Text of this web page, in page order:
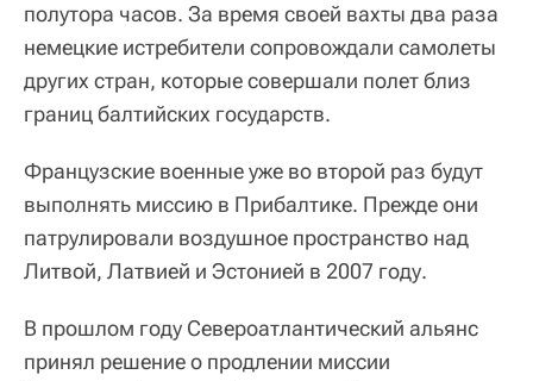
полутора часов. За время своей вахты два раза
немецкие истребители сопровождали самолеты
других стран, которые совершали полет близ
границ балтийских государств.
Французские военные уже во второй раз будут
выполнять миссию в Прибалтике. Прежде они
патрулировали воздушное пространство над
Литвой, Латвией и Эстонией в 2007 году.
В прошлом году Североатлантический альянс
принял решение о продлении миссии